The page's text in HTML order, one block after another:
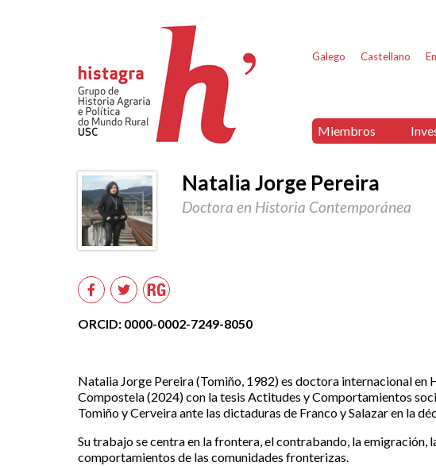
Galego Castellano
Miembros
Natalia Jorge Pereira
Doctora en Historia Contemporánea
Facebook
TwitterResearchgate
ORCID: 0000-0002-7249-8050
Natalia Jorge Pereira (Tomiño, 1982) es doctora internacional en
Compostela (2024) con la tesis Actitudes y Comportamientos
Tomiño y Cerveira ante las dictaduras de Franco y Salazar en la
Su trabajo se centra en la frontera, el contrabando, la
comportamientos de las comunidades fronterizas.